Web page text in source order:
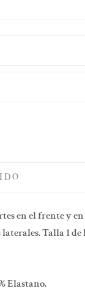
en el frente y
Talla 1 de
Elastano.